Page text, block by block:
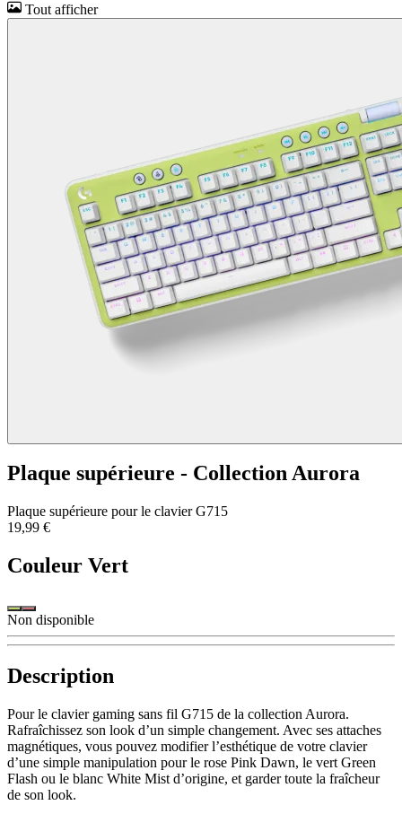
Tout afficher
Plaque supérieure - Collection Aurora
Plaque supérieure pour le clavier G715
19,99 €
Couleur Vert
Non disponible
Description
Pour le clavier gaming sans fil G715 de la collection Aurora.
Rafraîchissez son look d’un simple changement. Avec ses attaches
magnétiques, vous pouvez modifier l’esthétique de votre clavier
d’une simple manipulation pour le rose Pink Dawn, le vert Green
Flash ou le blanc White Mist d’origine, et garder toute la fraîcheur
de son look.